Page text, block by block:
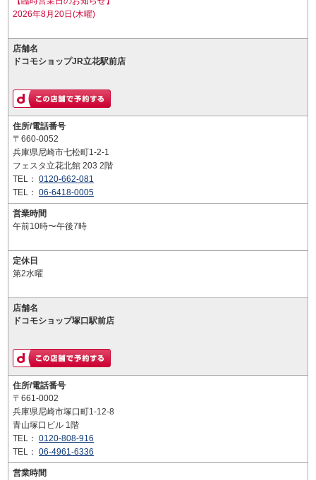
2026年8月20日(木曜)
店舗名
ドコモショップJR立花駅前店
住所/電話番号
〒660-0052
兵庫県尼崎市七松町1-2-1
フェスタ立花北館 203 2階
TEL： 0120-662-081
TEL： 06-6418-0005
営業時間
午前10時〜午後7時
定休日
第2水曜
店舗名
ドコモショップ塚口駅前店
住所/電話番号
〒661-0002
兵庫県尼崎市塚口町1-12-8
青山塚口ビル 1階
TEL： 0120-808-916
TEL： 06-4961-6336
営業時間